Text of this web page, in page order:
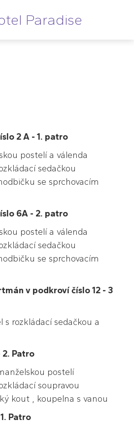
Paradise
2 A - 1. patro
postelí a válenda
sedačkou
se sprchovacím
6A - 2. patro
postelí a válenda
sedačkou
se sprchovacím
v podkroví číslo 12 - 3
s rozkládací sedačkou a
Patro
postelí
soupravou
kout , koupelna s vanou
Patro